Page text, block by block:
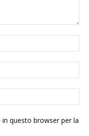
questo browser per la